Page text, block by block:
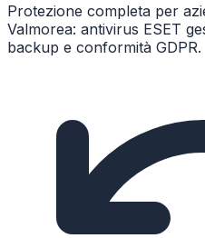
Protezione completa per
Valmorea: antivirus ESET
backup e conformità GDPR.